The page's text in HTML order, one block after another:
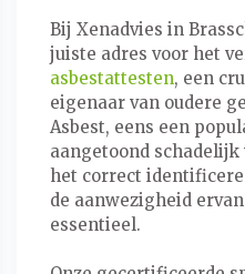
Bij Xenadvies in
juiste adres voor het
asbestattesten, een
eigenaar van oudere
Asbest, eens een
aangetoond schadelijk
het correct
de aanwezigheid
essentieel.